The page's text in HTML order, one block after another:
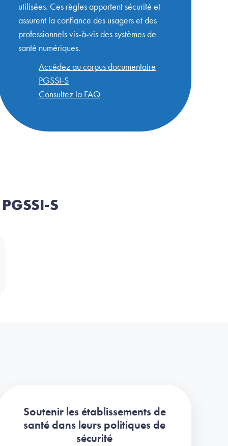
utilisées. Ces règles apportent sécurité et
assurent la confiance des usagers et des
professionnels vis-à-vis des systèmes de
santé numériques.
Accédez au corpus documentaire
PGSSI-S
Consultez la FAQ
S
Soutenir les établissements de
santé dans leurs politiques de
sécurité